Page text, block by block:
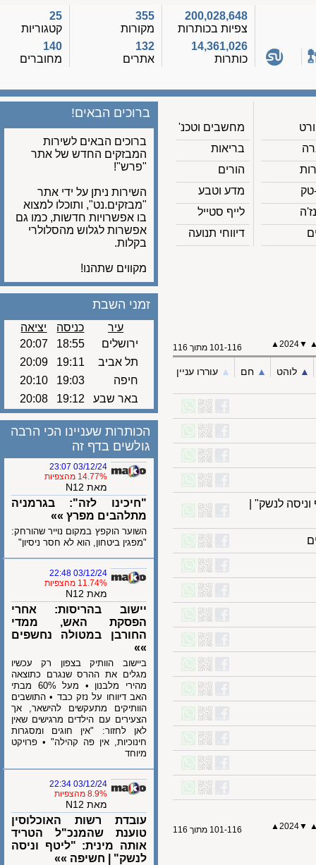
200,028,648
צפיות בכותרות
14,361,026
כותרות
355
מקורות
132
אתרים
קטגוריות
140
מחוברים
מחשבים וטכנ'
בריאות
הורים
מדע וטבע
לייף סטייל
דיווחי תנועה
ברוכים הבאים!
ברוכים הבאים לשירות
המבזקים החדש של אתר
"פרש"!
השירות ניתן על ידי אתר
"מבזקים.נט", ותוכלו למצוא
בו אפשרויות חדשות, כמו גם
אפשרות לגלוש מהסלולרי
בקלות.
מקווים שתהנו!
2024
▲ 101-116 מתוך 116
לוהט ▲︎ חם ▲︎ עוררו עניין
לנשק" |
2024
▲ 101-116 מתוך 116
זמני השבת
עיר כניסה
יציאה
ירושלים
18:55
20:07
תל אביב
19:11
20:09
חיפה
19:03
20:10
באר שבע
19:12
20:08
הכותרות שעניינו הכי הרבה
גולשים בדף זה
03/12/24 23:07
14.77% מהצפיות
מאת N12
"חיכינו לזה": בגרמניה
מתלהבים מפרץ »»
השוער הוקפץ במקום נוייר שהורחק:
"מפגין ביטחון, הוא לא חסר ניסיון"
03/12/24 22:48
11.74% מהצפיות
מאת N12
יישוב בהריסות: אחרי
הפסקת האש, ממדי
החורבן במטולה נחשפים
ביישוב הוותיק בצפון רק עכשיו
מגלים את ההרס שנגרם כתוצאה
מהירי מלבנון • מעל 60% מבתי
האב דיווחו על נזק כבד • התושבים
הוותיקים מתעקשים להישאר, אך
הצעירים עם הילדים מרגישים שאין
לאן לחזור: "אין חוגים ומסגרות
חינוכיות, אין פה קהילה" • פרויקט
מיוחד
03/12/24 22:34
8.9% מהצפיות
מאת N12
עובדת רשות האוכלוסין
טוענת שהמנכ"ל הטריד
אותה מינית: "ליטף וניסה
לנשק" | חשיפה »»